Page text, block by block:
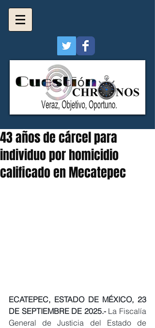
43 años de cárcel para
individuo por homicidio
calificado en Mecatepec
ECATEPEC, ESTADO DE MÉXICO, 23
DE SEPTIEMBRE DE 2025.- La Fiscalía
General de Justicia del Estado de